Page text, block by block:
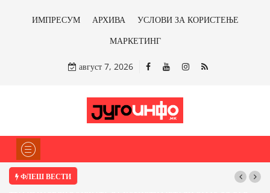
ИМПРЕСУМ АРХИВА
УСЛОВИ ЗА КОРИСТЕЊЕ
МАРКЕТИНГ
август 7, 2026
ФЛЕШ ВЕСТИ